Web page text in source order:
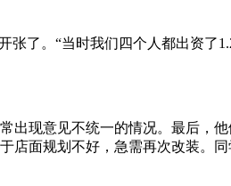
了。“当时我们四个人都出资了
现意见不统一的情况。最后，
店面规划不好，急需再次改装。